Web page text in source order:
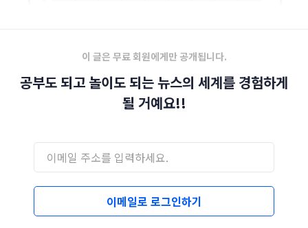
이 글은 무료 회원에게만 공개됩니다.
공부도 되고 놀이도 되는 뉴스의 세계를 경험하게
될 거예요!!
이메일로 로그인하기